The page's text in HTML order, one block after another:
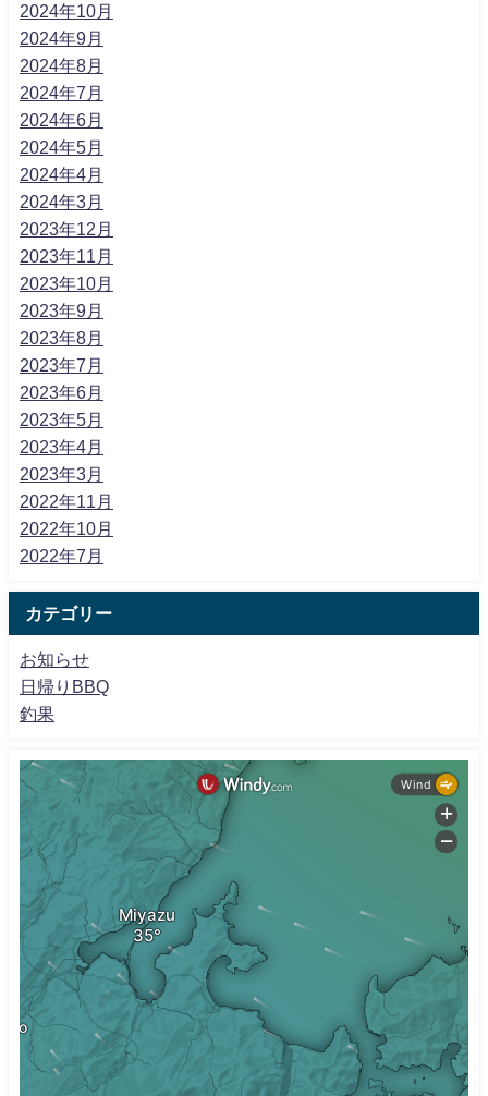
2024年10月
2024年9月
2024年8月
2024年7月
2024年6月
2024年5月
2024年4月
2024年3月
2023年12月
2023年11月
2023年10月
2023年9月
2023年8月
2023年7月
2023年6月
2023年5月
2023年4月
2023年3月
2022年11月
2022年10月
2022年7月
カテゴリー
お知らせ
日帰りBBQ
釣果